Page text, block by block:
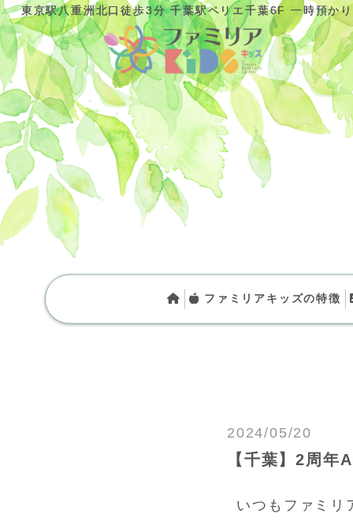
東京駅八重洲北口徒歩3分 千葉駅ペリエ千葉6F 一時預か
東京駅八重洲北口徒歩3分 千葉駅ペリエ千葉6F 一時預か
ファミリアキッズの特徴
【千葉】2周
2024/05/20
いつもファミリ